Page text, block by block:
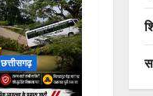
छत्तीसगढ़